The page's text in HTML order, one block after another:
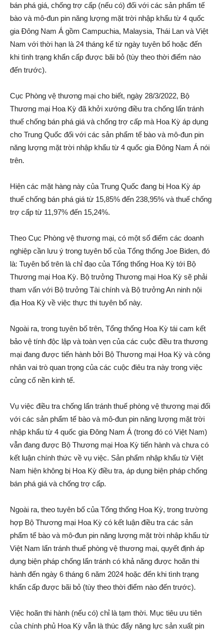
bán phá giá, chống trợ cấp (nếu có) đối với các sản phẩm tế
bào và mô-đun pin năng lượng mặt trời nhập khẩu từ 4 quốc
gia Đông Nam Á gồm Campuchia, Malaysia, Thái Lan và Việt
Nam với thời hạn là 24 tháng kể từ ngày tuyên bố hoặc đến
khi tình trạng khẩn cấp được bãi bỏ (tùy theo thời điểm nào
đến trước).
Cục Phòng vệ thương mại cho biết, ngày 28/3/2022, Bộ
Thương mại Hoa Kỳ đã khởi xướng điều tra chống lẩn tránh
thuế chống bán phá giá và chống trợ cấp mà Hoa Kỳ áp dụng
cho Trung Quốc đối với các sản phẩm tế bào và mô-đun pin
năng lượng mặt trời nhập khẩu từ 4 quốc gia Đông Nam Á nói
trên.
Hiện các mặt hàng này của Trung Quốc đang bị Hoa Kỳ áp
thuế chống bán phá giá từ 15,85% đến 238,95% và thuế chống
trợ cấp từ 11,97% đến 15,24%.
Theo Cục Phòng vệ thương mại, có một số điểm các doanh
nghiệp cần lưu ý trong tuyên bố của Tổng thống Joe Biden, đó
là: Tuyên bố trên là chỉ đạo của Tổng thống Hoa Kỳ tới Bộ
Thương mại Hoa Kỳ. Bộ trưởng Thương mại Hoa Kỳ sẽ phải
tham vấn với Bộ trưởng Tài chính và Bộ trưởng An ninh nội
địa Hoa Kỳ về việc thực thi tuyên bố này.
Ngoài ra, trong tuyên bố trên, Tổng thống Hoa Kỳ tái cam kết
bảo vệ tính độc lập và toàn vẹn của các cuộc điều tra thương
mại đang được tiến hành bởi Bộ Thương mại Hoa Kỳ và công
nhân vai trò quan trọng của các cuộc điêu tra này trong việc
củng cố nền kinh tế.
Vụ việc điều tra chống lẩn tránh thuế phòng vệ thương mại đối
với các sản phẩm tế bào và mô-đun pin năng lượng mặt trời
nhập khẩu từ 4 quốc gia Đông Nam Á (trong đó có Việt Nam)
vẫn đang được Bộ Thương mại Hoa Kỳ tiến hành và chưa có
kết luận chính thức về vụ việc. Sản phẩm nhập khẩu từ Việt
Nam hiện không bị Hoa Kỳ điều tra, áp dụng biện pháp chống
bán phá giá và chống trợ cấp.
Ngoài ra, theo tuyên bố của Tổng thống Hoa Kỳ, trong trường
hợp Bộ Thương mại Hoa Kỳ có kết luận điều tra các sản
phẩm tế bào và mô-đun pin năng lượng mặt trời nhập khẩu từ
Việt Nam lẩn tránh thuế phòng vệ thương mại, quyết định áp
dụng biện pháp chống lẩn tránh có khả năng được hoãn thi
hành đến ngày 6 tháng 6 năm 2024 hoặc đến khi tình trạng
khẩn cấp được bãi bỏ (tùy theo thời điểm nào đến trước).
Việc hoãn thi hành (nếu có) chỉ là tạm thời. Mục tiêu ưu tiên
của chính phủ Hoa Kỳ vẫn là thúc đẩy năng lực sản xuất pin